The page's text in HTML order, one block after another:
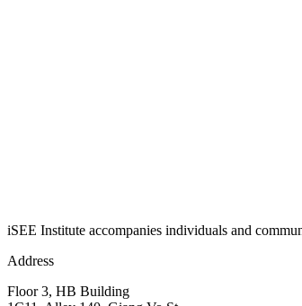
iSEE Institute accompanies individuals and
Address
Floor 3, HB Building